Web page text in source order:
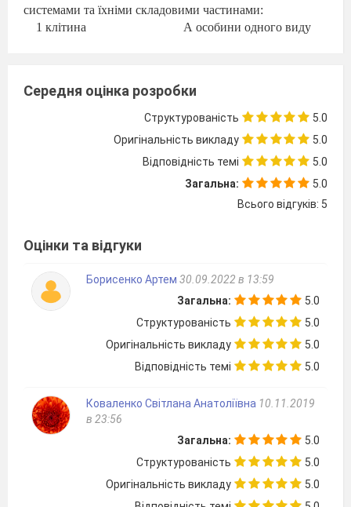
системами та їхніми складовими частинами:
1 клітина
А особини одного виду
4 екосистема
Г популяції різних видів,
між групою справжніх
тварин і представниками:
А венерин пояс,
Б аскариди, гострики
9. Як ви вважаєте, які чинники можуть знизити
опірність організму до
збудників вірусних захворювань?
Проаналізуйте роль прокаріотів у живій природі.
11. Поясніть вираз: «Вірусні нуклеїнові кислоти є
зараженої вірусом клітини».
12. Складіть коротку характеристику організму за
Болотяна черепаха.
Вступ. Біорізноманіття
Середня оцінка розробки
Структурованість
5.0
Оригінальність викладу
5.0
Відповідність темі
5.0
Загальна:
5.0
Всього відгуків: 5
Оцінки та відгуки
Борисенко Артем 30.09.2022 в 13:59
Загальна:
5.0
Структурованість
5.0
Оригінальність викладу
5.0
Відповідність темі
5.0
Коваленко Світлана Анатоліївна 10.11.2019
в 23:56
Загальна:
5.0
Структурованість
5.0
Оригінальність викладу
5.0